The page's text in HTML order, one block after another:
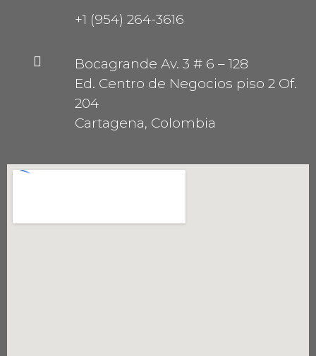
+1 (954) 264-3616
Bocagrande Av. 3 # 6 – 128
Ed. Centro de Negocios piso 2 Of.
204
Cartagena, Colombia